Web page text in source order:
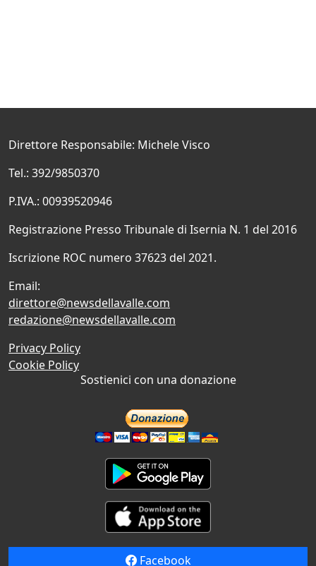
Direttore Responsabile: Michele Visco
Tel.: 392/9850370
P.IVA.: 00939520946
Registrazione Presso Tribunale di Isernia N. 1 del 2016
Iscrizione ROC numero 37623 del 2021.
Email:
direttore@newsdellavalle.com
redazione@newsdellavalle.com
Privacy Policy
Cookie Policy
Sostienici con una donazione
Facebook